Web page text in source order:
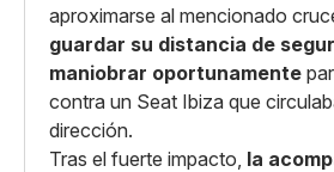
aproximarse al mencionado
guardar su distancia de
maniobrar oportunamente
contra un Seat Ibiza que
dirección.
Tras el fuerte impacto, la